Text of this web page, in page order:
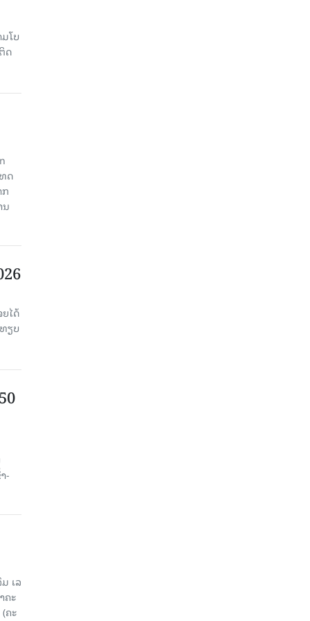
ໂບ​
ດ
ດ
ນ
ໄດ້
ຽບ
-
ເລ​
ຄະ​
ຄະ​